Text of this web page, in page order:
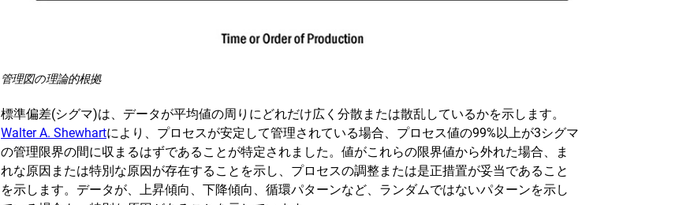
管理図の理論的根拠
標準偏差(シグマ)は、データが平均値の周りにどれだけ広く分散または散乱しているかを示します。
Walter A. Shewhartにより、プロセスが安定して管理されている場合、プロセス値の99%以上が3シグマ
の管理限界の間に収まるはずであることが特定されました。値がこれらの限界値から外れた場合、ま
れな原因または特別な原因が存在することを示し、プロセスの調整または是正措置が妥当であること
を示します。データが、上昇傾向、下降傾向、循環パターンなど、ランダムではないパターンを示し